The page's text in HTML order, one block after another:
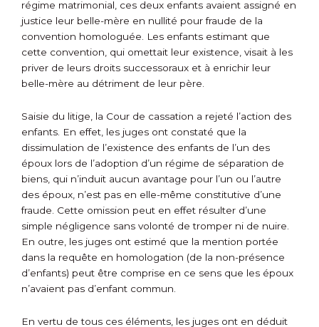
régime matrimonial, ces deux enfants avaient assigné en
justice leur belle-mère en nullité pour fraude de la
convention homologuée. Les enfants estimant que
cette convention, qui omettait leur existence, visait à les
priver de leurs droits successoraux et à enrichir leur
belle-mère au détriment de leur père.
Saisie du litige, la Cour de cassation a rejeté l’action des
enfants. En effet, les juges ont constaté que la
dissimulation de l’existence des enfants de l’un des
époux lors de l’adoption d’un régime de séparation de
biens, qui n’induit aucun avantage pour l’un ou l’autre
des époux, n’est pas en elle-même constitutive d’une
fraude. Cette omission peut en effet résulter d’une
simple négligence sans volonté de tromper ni de nuire.
En outre, les juges ont estimé que la mention portée
dans la requête en homologation (de la non-présence
d’enfants) peut être comprise en ce sens que les époux
n’avaient pas d’enfant commun.
En vertu de tous ces éléments, les juges ont en déduit